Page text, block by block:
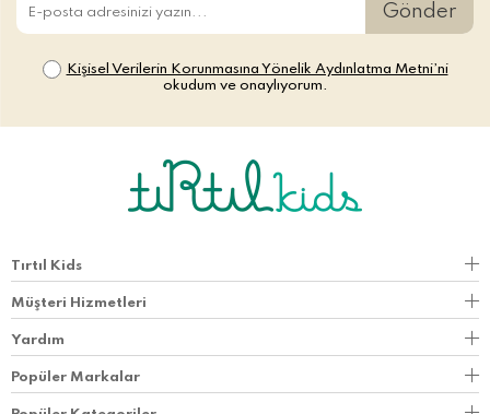
Gönder
Kişisel Verilerin Korunmasına Yönelik Aydınlatma Metni’ni
okudum ve onaylıyorum.
Tırtıl Kids
Müşteri Hizmetleri
Yardım
Popüler Markalar